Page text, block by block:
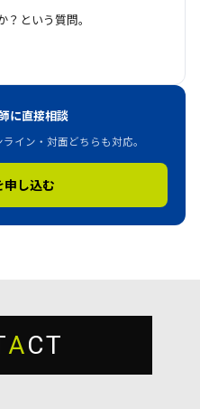
という質問。
に直接相談
イン・対面どちらも対応。
申し込む
ACT